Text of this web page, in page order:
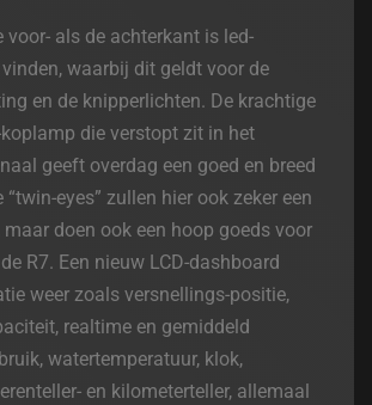
voor- als de achterkant is led-
waarbij dit geldt voor de
en de knipperlichten. De krachtige
die verstopt zit in het
geeft overdag een goed en breed
“twin-eyes” zullen hier ook zeker een
maar doen ook een hoop goeds voor
R7. Een nieuw LCD-dashboard
weer zoals versnellings-positie,
realtime en gemiddeld
watertemperatuur, klok,
en kilometerteller, allemaal